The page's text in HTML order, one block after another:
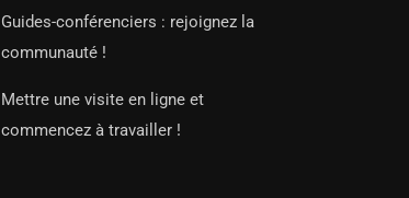
Guides-conférenciers : rejoignez la
communauté !
Mettre une visite en ligne et
commencez à travailler !